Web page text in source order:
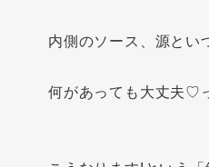
内側のソース、源とい
何があっても大丈夫♡